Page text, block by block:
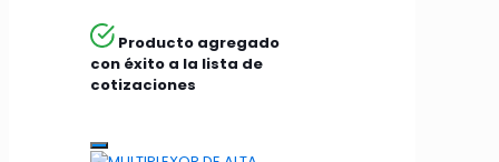
Producto agregado
con éxito a la lista de
cotizaciones